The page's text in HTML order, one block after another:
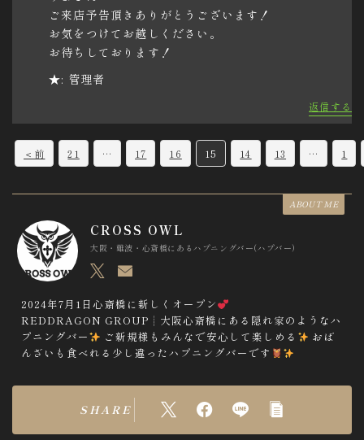
ご来店予告頂きありがとうございます！
お気をつけてお越しください。
お待ちしております！
★: 管理者
返信する
m
m
e
n
g
＜前 21 … 17 16 15 14 13 … 1
ABOUT ME
CROSS OWL
大阪・難波・心斎橋にあるハプニングバー(ハプバー)
2024年7月1日心斎橋に新しくオープン
REDDRAGON GROUP┊︎大阪心斎橋にある隠れ家のようなハ
プニングバー
ご新規様もみんなで安心して楽しめる
おば
んざいも食べれる少し違ったハプニングバーです
SHARE